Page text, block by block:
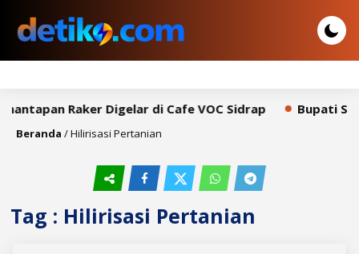
Raker Digelar di Cafe VOC Sidrap Bupati
Beranda /Hilirisasi Pertanian
Tag : Hilirisasi Pertanian